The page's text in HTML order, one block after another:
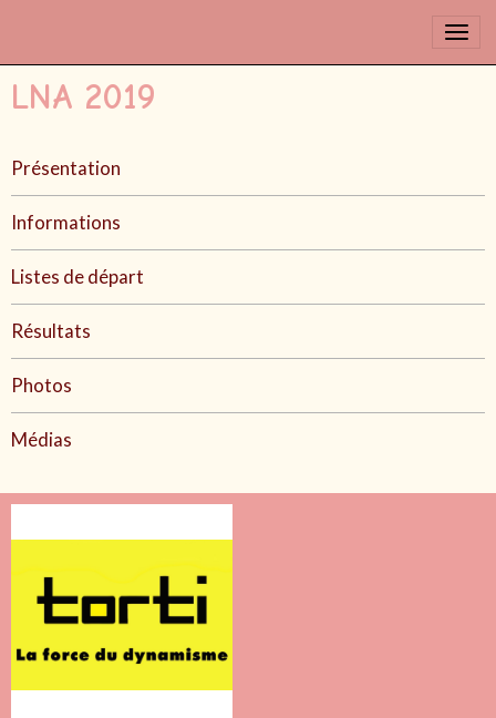
LNA 2019
Présentation
Informations
Listes de départ
Résultats
Photos
Médias